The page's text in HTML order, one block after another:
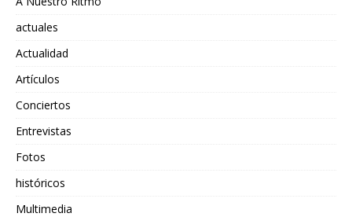
actuales
Actualidad
Artículos
Conciertos
Entrevistas
Fotos
históricos
Multimedia